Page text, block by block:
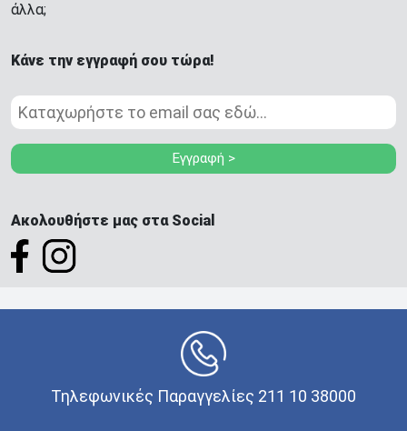
άλλα;
Κάνε την εγγραφή σου τώρα!
Εγγραφή >
Ακολουθήστε μας στα Social
Τηλεφωνικές Παραγγελίες 211 10 38000